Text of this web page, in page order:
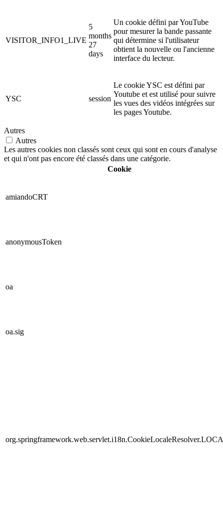
VISITOR_INFO1_LIVE
5
months
27
days
Un cookie défini par YouTube
pour mesurer la bande passante
qui détermine si l'utilisateur
obtient la nouvelle ou l'ancienne
interface du lecteur.
YSC session
Le cookie YSC est défini par
Youtube et est utilisé pour suivre
les vues des vidéos intégrées sur
les pages Youtube.
Autres
Autres
Les autres cookies non classés sont ceux qui sont en cours d'analyse
et qui n'ont pas encore été classés dans une catégorie.
Cookie
amiandoCRT
anonymousToken
oa
oa.sig